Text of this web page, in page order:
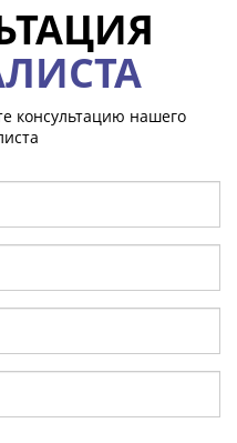
консультацию нашего